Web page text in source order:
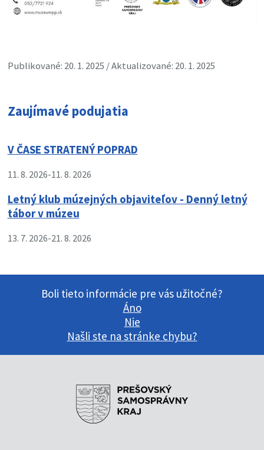
Publikované: 20. 1. 2025 / Aktualizované: 20. 1. 2025
Zaujímavé podujatia
V ČASE STRATENÝ POPRAD
11. 8. 2026-11. 8. 2026
Letný klub múzejných objaviteľov - Denný letný
tábor v múzeu
13. 7. 2026-21. 8. 2026
Boli tieto informácie pre vás užitočné?
Áno
Nie
Našli ste na stránke chybu?